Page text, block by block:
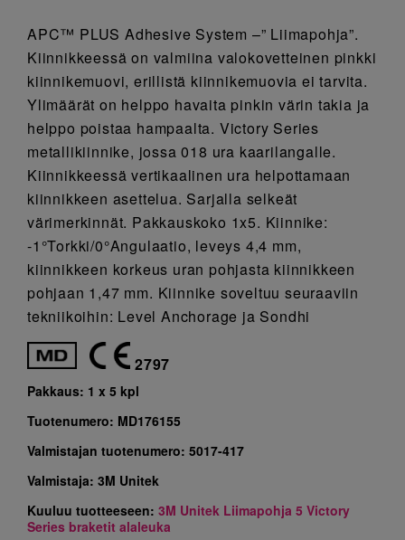
APC™ PLUS Adhesive System –” Liimapohja”.
Kiinnikkeessä on valmiina valokovetteinen pinkki
kiinnikemuovi, erillistä kiinnikemuovia ei tarvita.
Ylimäärät on helppo havaita pinkin värin takia ja
helppo poistaa hampaalta. Victory Series
metallikiinnike, jossa 018 ura kaarilangalle.
Kiinnikkeessä vertikaalinen ura helpottamaan
kiinnikkeen asettelua. Sarjalla selkeät
värimerkinnät. Pakkauskoko 1x5. Kiinnike:
-1°Torkki/0°Angulaatio, leveys 4,4 mm,
kiinnikkeen korkeus uran pohjasta kiinnikkeen
pohjaan 1,47 mm. Kiinnike soveltuu seuraaviin
tekniikoihin: Level Anchorage ja Sondhi
2797
Pakkaus: 1 x 5 kpl
Tuotenumero: MD176155
Valmistajan tuotenumero: 5017-417
Valmistaja: 3M Unitek
Kuuluu tuotteeseen: 3M Unitek Liimapohja 5 Victory
Series braketit alaleuka